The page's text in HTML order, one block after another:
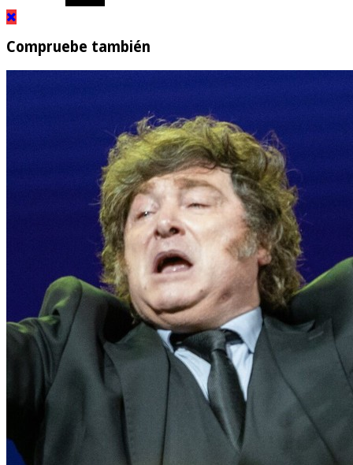
Compruebe también